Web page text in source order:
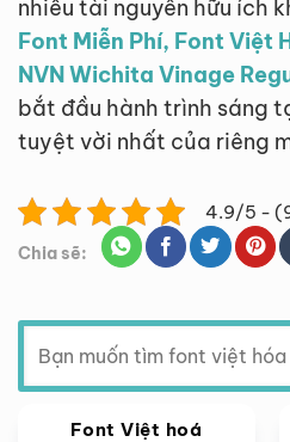
nhiều tài nguyên hữu ích
Font Miễn Phí, Font Việt
NVN Wichita Vinage
bắt đầu hành trình sáng
tuyệt vời nhất của riêng
4.9/5 -
Chia sẽ:
Tìm
kiếm:
Font Việt hoá